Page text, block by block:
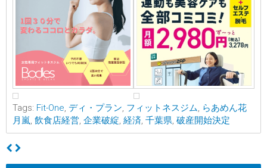
Tags: Fit-One ディ・プラン フィットネスジム
らあめん花
月嵐 飲食店経営 企業破綻 経済 千葉県 破産開始決定